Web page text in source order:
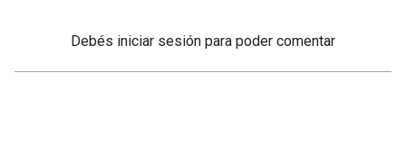
Debés iniciar sesión para poder comentar